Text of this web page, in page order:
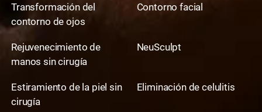
Transformación del
contorno de ojos
Contorno facial
Rejuvenecimiento de
manos sin cirugía
NeuSculpt
Estiramiento de la piel sin
cirugía
Eliminación de celulitis